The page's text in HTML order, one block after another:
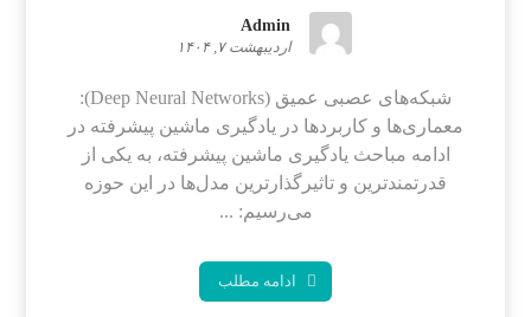
Admin
اردیبهشت ۷, ۱۴۰۴
شبکه‌های عصبی عمیق (Deep Neural Networks):
معماری‌ها و کاربردها در یادگیری ماشین پیشرفته در
ادامه مباحث یادگیری ماشین پیشرفته، به یکی از
قدرتمندترین و تاثیرگذارترین مدل‌ها در این حوزه
می‌رسیم: ...
ادامه مطلب